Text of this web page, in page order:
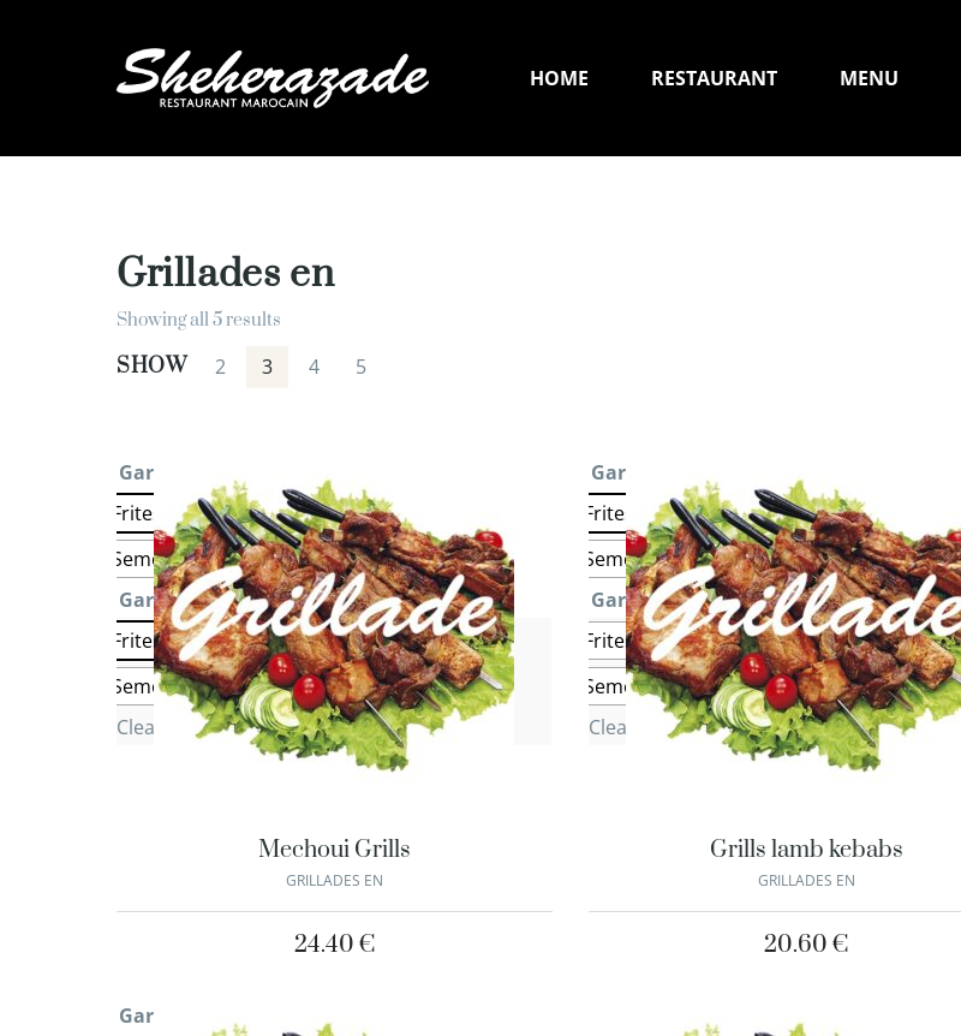
HOME RESTAURANT MENU
Grillades en
Showing all 5 results
SHOW 2 3 4 5
Garniture 1
Frites
Salade Marocaine
Salade verte
Semoule
Garniture 2: Frites
Frites
Salade Marocaine
Salade verte
Semoule
Clear
Mechoui Grills
GRILLADES EN
24.40 €
Garniture 1
Frites
Salade Marocaine
Salade verte
Semoule
Garniture 2: Salade Marocaine
Frites
Salade Marocaine
Salade verte
Semoule
Clear
Grills lamb kebabs
GRILLADES EN
20.60€
Garniture 1